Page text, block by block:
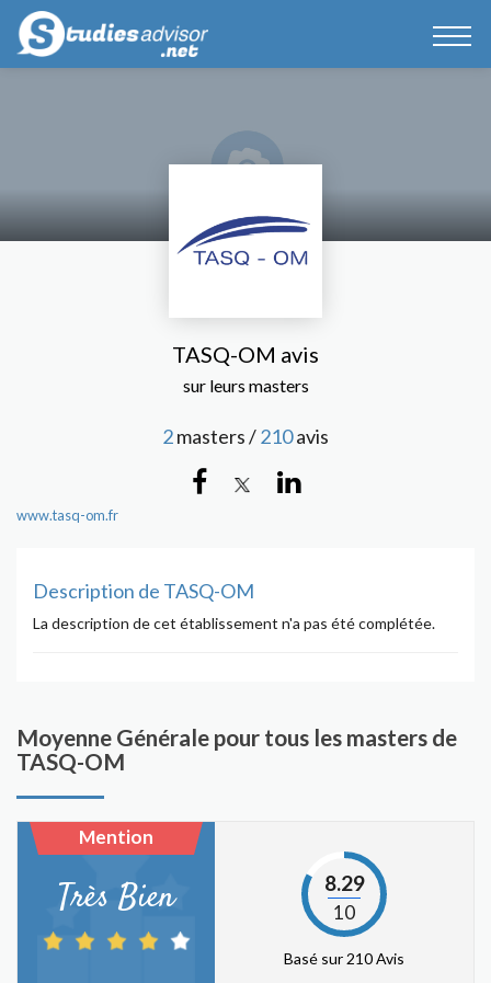
TASQ-OM avis
sur leurs masters
2masters /210avis
www.tasq-om.fr
Description de TASQ-OM
La description de cet établissement n'a pas été complétée.
Moyenne Générale pour tous les masters de
TASQ-OM
Mention
Très Bien 8.29
10
Basé sur 210 Avis